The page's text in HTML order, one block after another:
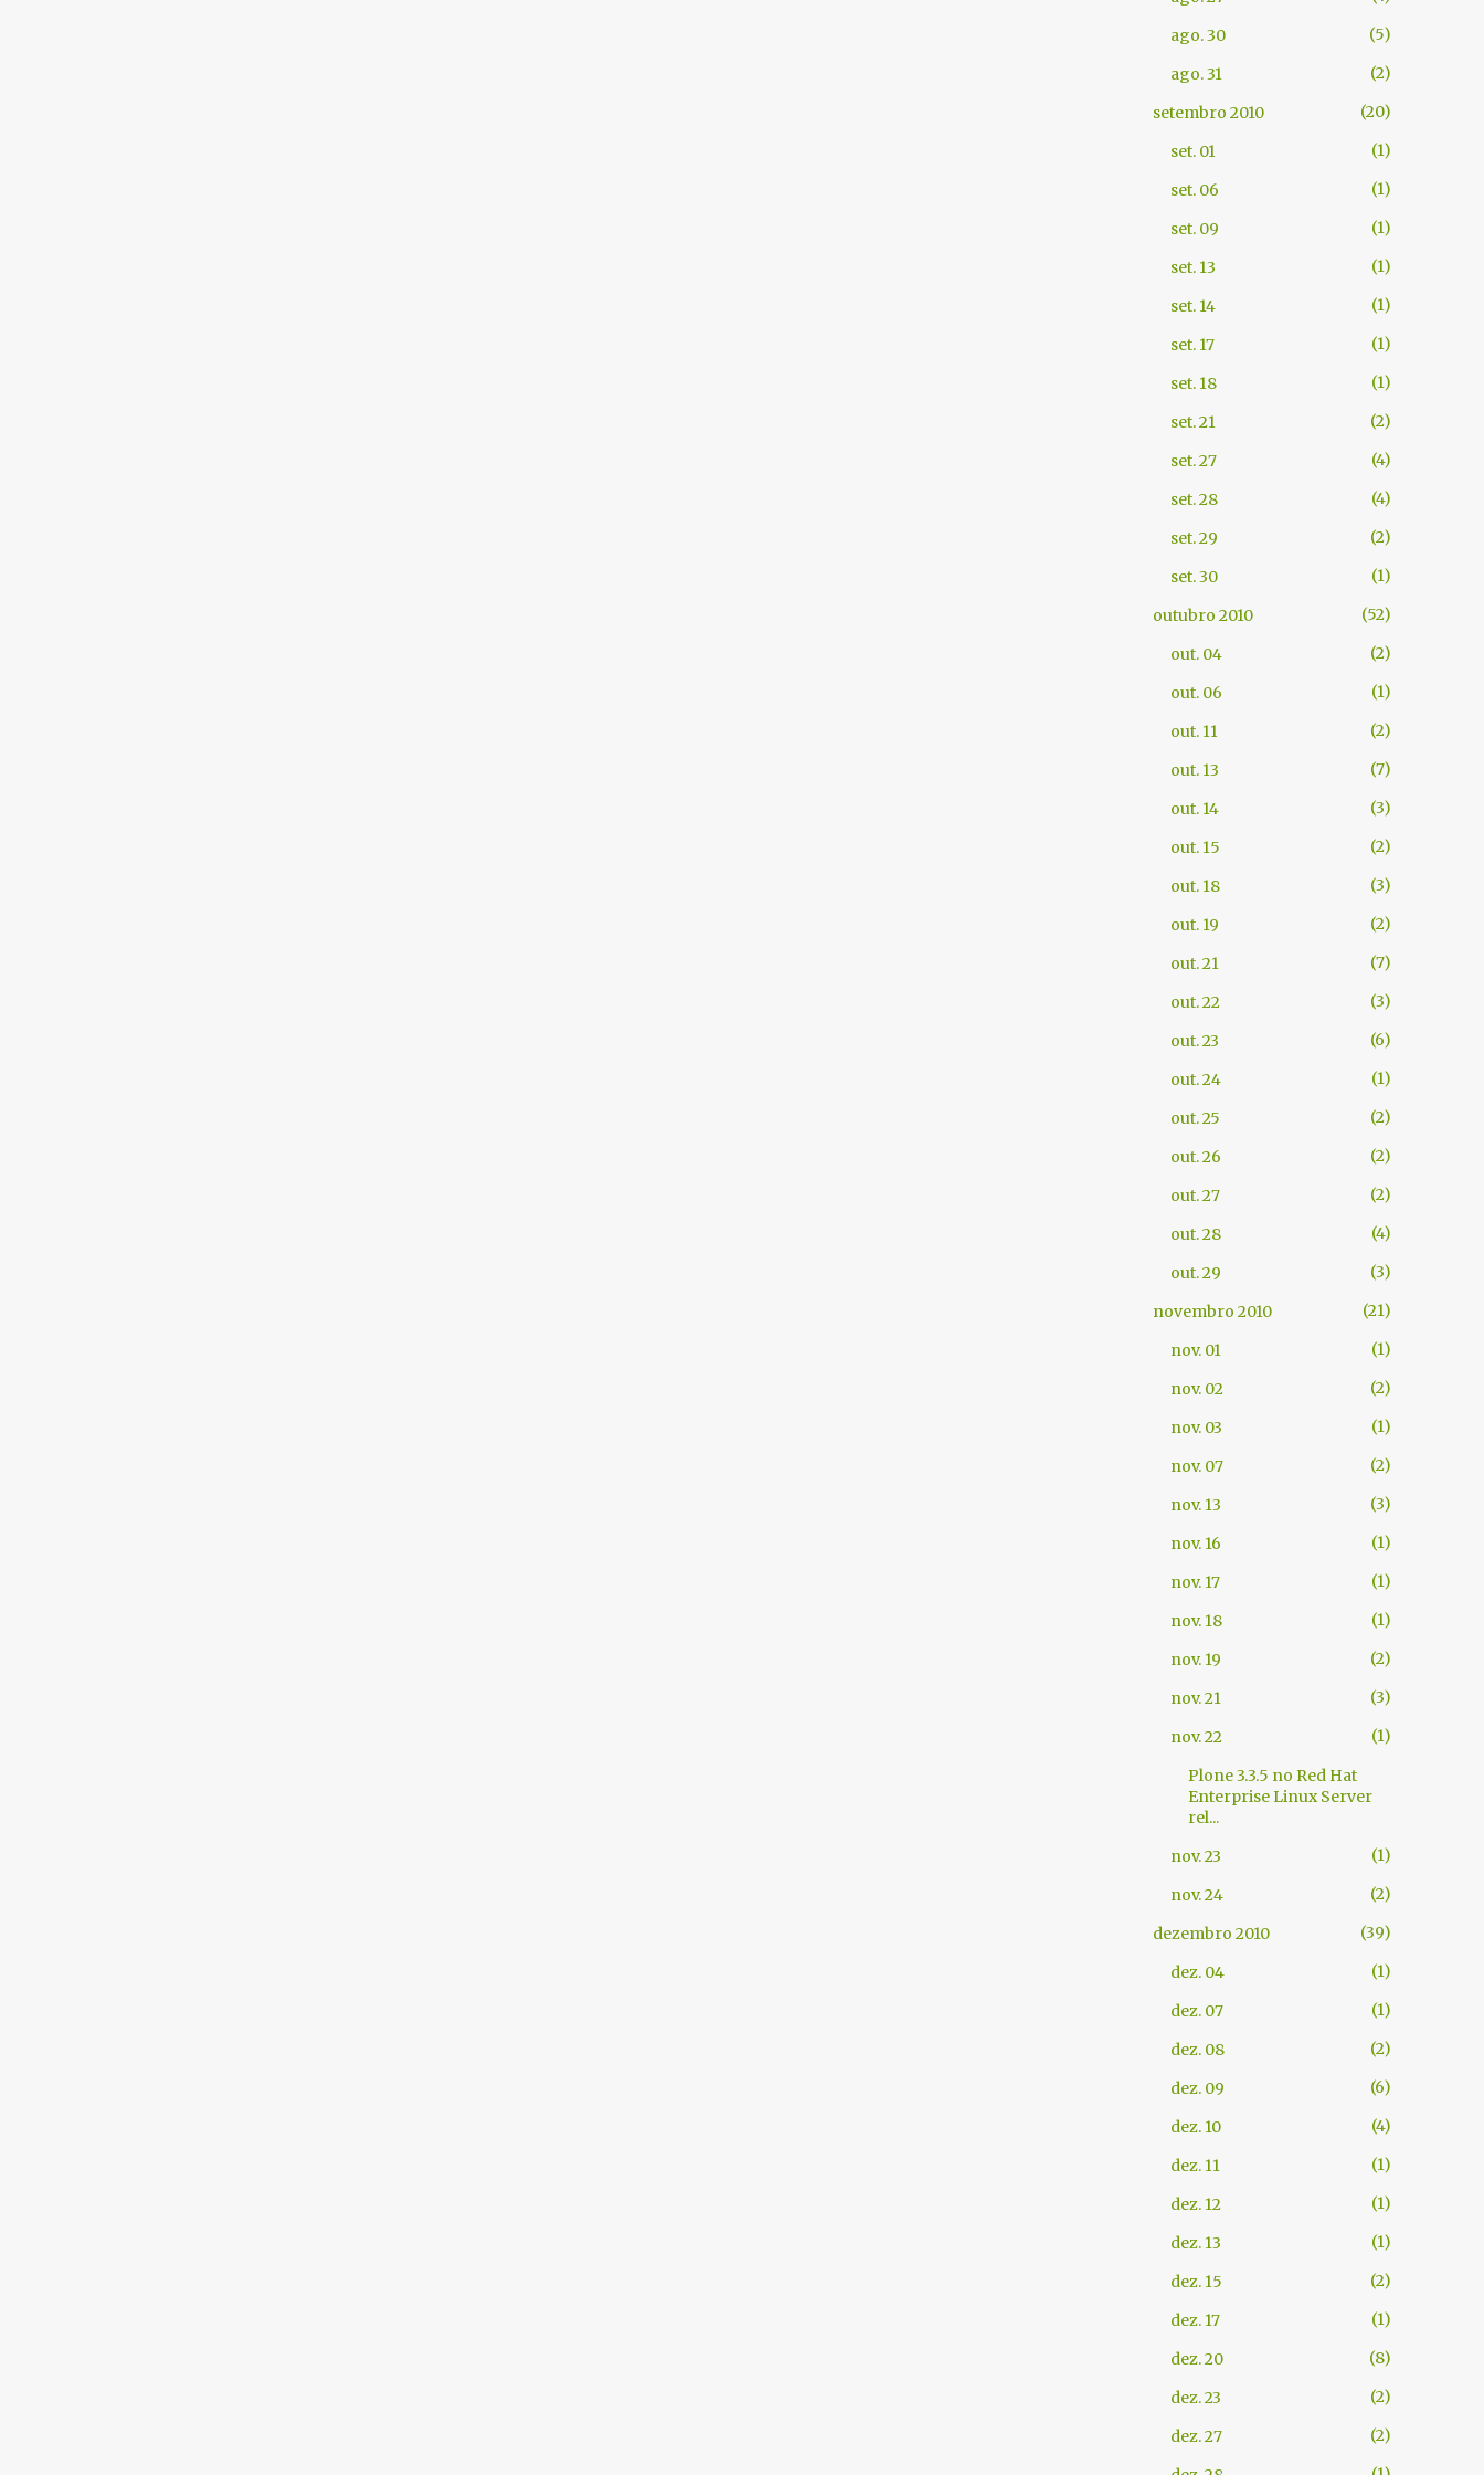
ago. 30
5
ago. 31
2
setembro 2010
20
set. 01
1
set. 06
1
set. 09
1
set. 13
1
set. 14
1
set. 17
1
set. 18
1
set. 21
2
set. 27
4
set. 28
4
set. 29
2
set. 30
1
outubro 2010
52
out. 04
2
out. 06
1
out. 11
2
out. 13
7
out. 14
3
out. 15
2
out. 18
3
out. 19
2
out. 21
7
out. 22
3
out. 23
6
out. 24
1
out. 25
2
out. 26
2
out. 27
2
out. 28
4
out. 29
3
novembro 2010
21
nov. 01
1
nov. 02
2
nov. 03
1
nov. 07
2
nov. 13
3
nov. 16
1
nov. 17
1
nov. 18
1
nov. 19
2
nov. 21
3
nov. 22
1
Plone 3.3.5 no Red Hat
Enterprise Linux Server
rel...
nov. 23
1
nov. 24
2
dezembro 2010
39
dez. 04
1
dez. 07
1
dez. 08
2
dez. 09
6
dez. 10
4
dez. 11
1
dez. 12
1
dez. 13
1
dez. 15
2
dez. 17
1
dez. 20
8
dez. 23
2
dez. 27
2